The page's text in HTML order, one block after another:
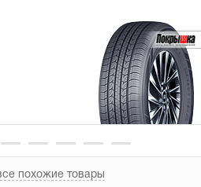
похожие товары